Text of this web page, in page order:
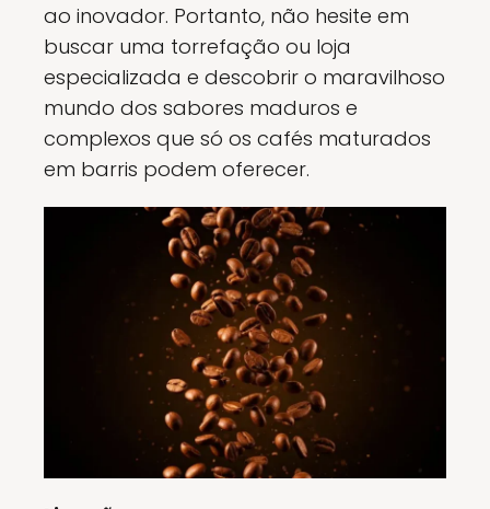
ao inovador. Portanto, não hesite em
buscar uma torrefação ou loja
especializada e descobrir o maravilhoso
mundo dos sabores maduros e
complexos que só os cafés maturados
em barris podem oferecer.